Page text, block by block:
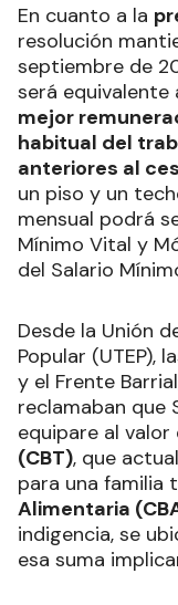
En cuanto a la
resolución
septiembre de
será equivalente
mejor
habitual del
anteriores al
un piso y un
mensual podrá
Mínimo Vital y
del Salario
Desde la Unión
Popular (UTEP),
y el Frente
reclamaban que
equipare al valor
(CBT), que
para una familia
Alimentaria
indigencia, se
esa suma